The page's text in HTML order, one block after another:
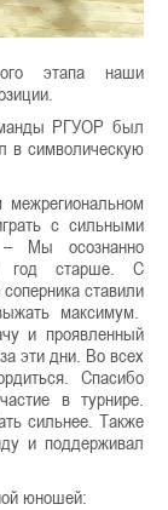
этапа наши
РГУОР был
в символическую
с сильными
– Мы осознанно
год старше. С
ставили
максимум.
и проявленный
эти дни. Во всех
Спасибо
в турнире.
сильнее. Также
и поддерживал
юношей: